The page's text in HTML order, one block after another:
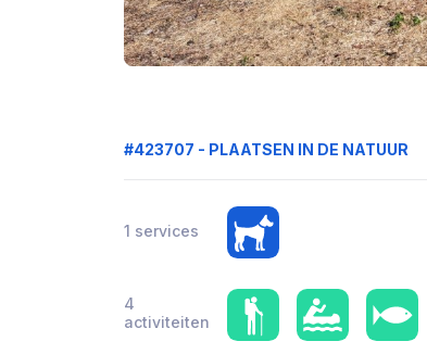
#423707 - PLAATSEN IN DE NATUUR
1 services
4
activiteiten